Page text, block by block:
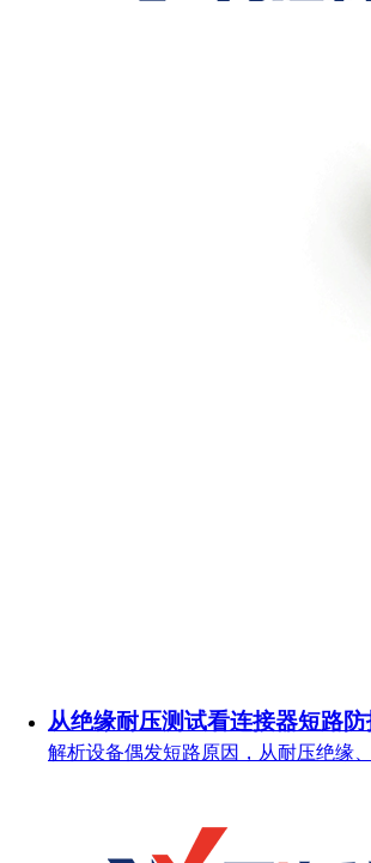
从绝缘耐压测试看连接器短路防
解析设备偶发短路原因，从耐压绝缘